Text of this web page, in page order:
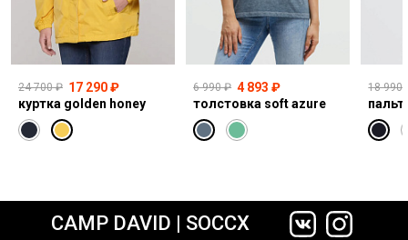
сайте СДЭК
24 700 ₽ 17 290 ₽
куртка golden honey
6 990 ₽ 4 893 ₽
толстовка soft azure
18 990
CAMP DAVID | SOCCX